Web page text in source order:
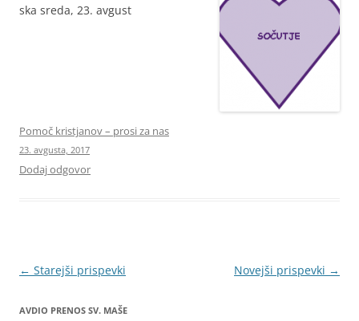
ska sreda, 23. avgust
Pomoč kristjanov – prosi za nas
23. avgusta, 2017
Dodaj odgovor
Krmarjenje
prispevkih
← Starejši prispevki Novejši prispevki →
AVDIO PRENOS SV. MAŠE